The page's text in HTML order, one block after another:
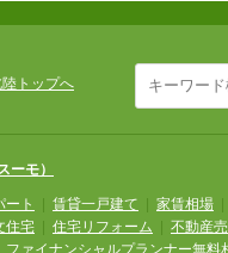
トップへ
ーモ）
ート 賃貸一戸建て 家賃相場
住宅 住宅リフォーム 不動産
ファイナンシャルプランナー無料